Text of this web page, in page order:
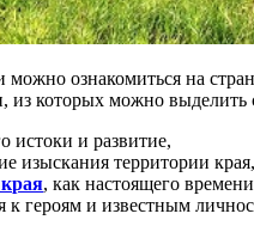
ознакомиться на
из которых можно
истоки и развитие,
изыскания территории
, как настоящего
героям и известным